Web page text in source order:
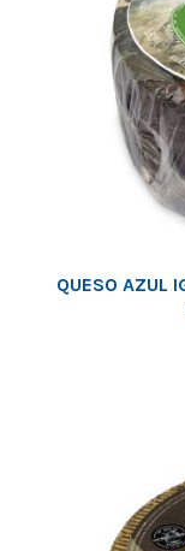
QUESO AZUL